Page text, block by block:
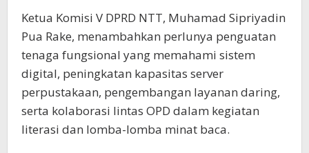
Ketua Komisi V DPRD NTT, Muhamad Sipriyadin
Pua Rake, menambahkan perlunya penguatan
tenaga fungsional yang memahami sistem
digital, peningkatan kapasitas server
perpustakaan, pengembangan layanan daring,
serta kolaborasi lintas OPD dalam kegiatan
literasi dan lomba-lomba minat baca.